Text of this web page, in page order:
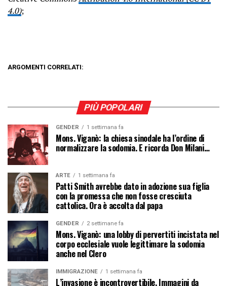
4.0);
ARGOMENTI CORRELATI:
PIÙ POPOLARI
GENDER 1 settimana fa
Mons. Viganò: la chiesa sinodale ha l’ordine di
normalizzare la sodomia. E ricorda Don Milani…
ARTE 1 settimana fa
Patti Smith avrebbe dato in adozione sua figlia
con la promessa che non fosse cresciuta
cattolica. Ora è accolta dal papa
GENDER 2 settimane fa
Mons. Viganò: una lobby di pervertiti incistata nel
corpo ecclesiale vuole legittimare la sodomia
anche nel Clero
IMMIGRAZIONE 1 settimana fa
L’invasione è incontrovertibile. Immagini da